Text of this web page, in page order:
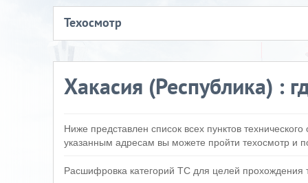
Техосмотр
Хакасия (Республика) :
Ниже представлен список всех пунктов
указанным адресам вы можете пройти техосмотр и
Расшифровка категорий ТС для целей прохождения